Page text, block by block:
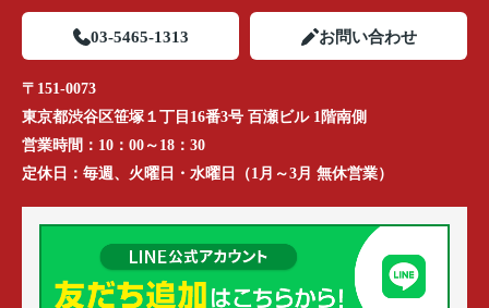
03-5465-1313 お問い合わせ
〒151-0073
東京都渋谷区笹塚１丁目16番3号 百瀬ビル 1階南側
営業時間： 10：00～18：30
定休日： 毎週、火曜日・水曜日（1月～3月 無休営業）